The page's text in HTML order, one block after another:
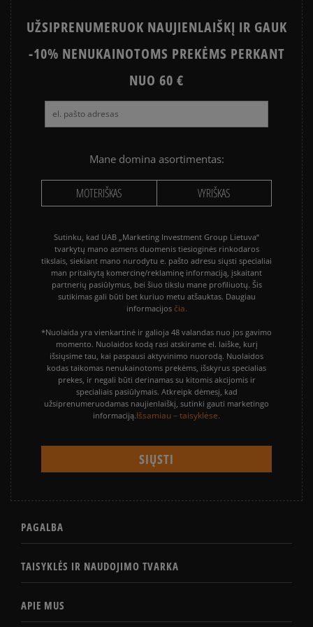
Apmokėjimas atsiimant prekes - tai galimybė
sumokėti už prekes kurjeriui kortele arba grynais.
Paslauga yra papildomai apmokestinama 3 €.
UŽSIPRENUMERUOK NAUJIENLAIŠKĮ IR GAUK
-10% NENUKAINOTOMS PREKĖMS PERKANT
NUO 60 €
Mane domina asortimentas:
MOTERIŠKAS VYRIŠKAS
Sutinku, kad UAB „Marketing Investment Group Lietuva“
tvarkytų mano asmens duomenis tiesioginės rinkodaros
tikslais, siekiant mano nurodytu e. pašto adresu siųsti specialiai
man pritaikytą komercinę/reklaminę informaciją, įskaitant
partnerių pasiūlymus, bei šiuo tikslu mane profiliuotų. Šis
sutikimas gali būti bet kuriuo metu atšauktas. Daugiau
informacijos čia.
*Nuolaida yra vienkartinė ir galioja 48 valandas nuo jos gavimo
momento. Nuolaidos kodą rasi atskirame el. laiške, kurį
išsiųsime tau, kai paspausi aktyvinimo nuorodą. Nuolaidos
kodas taikomas nenukainotoms prekėms, išskyrus specialias
prekes, ir negali būti derinamas su kitomis akcijomis ir
specialiais pasiūlymais. Atkreipk dėmesį, kad
užsiprenumeruodamas naujienlaiškį, sutinki gauti marketingo
informaciją.Išsamiau – taisyklėse.
PAGALBA
TAISYKLĖS IR NAUDOJIMO TVARKA
APIE MUS